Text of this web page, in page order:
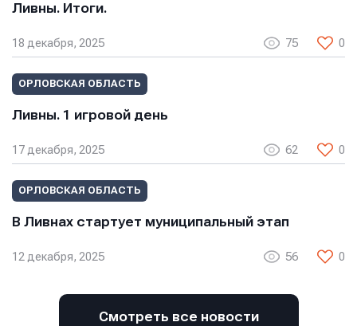
Ливны. Итоги.
18 декабря, 2025 75 0
ОРЛОВСКАЯ ОБЛАСТЬ
Ливны. 1 игровой день
17 декабря, 2025 62 0
ОРЛОВСКАЯ ОБЛАСТЬ
В Ливнах стартует муниципальный этап
12 декабря, 2025 56 0
Смотреть все новости